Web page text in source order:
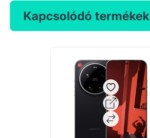
Kapcsolódó termékek